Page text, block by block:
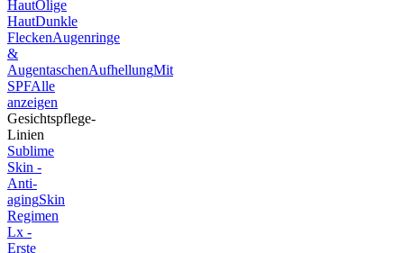
HautÖlige
HautDunkle
FleckenAugenringe
&
AugentaschenAufhellungMit
SPFAlle
anzeigen
Gesichtspflege-
Linien
Sublime
Skin -
Anti-
agingSkin
Regimen
Lx -
Erste